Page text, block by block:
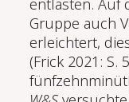
Gruppe auch
erleichtert,
(Frick 2021: S.